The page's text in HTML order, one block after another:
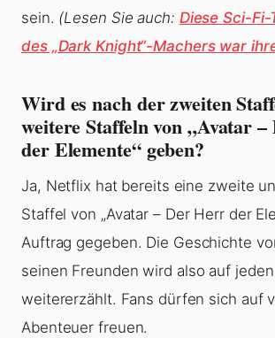
sein. (Lesen Sie auch: Diese Sci-
des „Dark Knight“-Machers war
Wird es nach der zweiten
weitere Staffeln von „Avatar
der Elemente“ geben?
Ja, Netflix hat bereits eine zweite
Staffel von „Avatar – Der Herr der
Auftrag gegeben. Die Geschichte
seinen Freunden wird also auf jeden
weitererzählt. Fans dürfen sich auf
Abenteuer freuen.